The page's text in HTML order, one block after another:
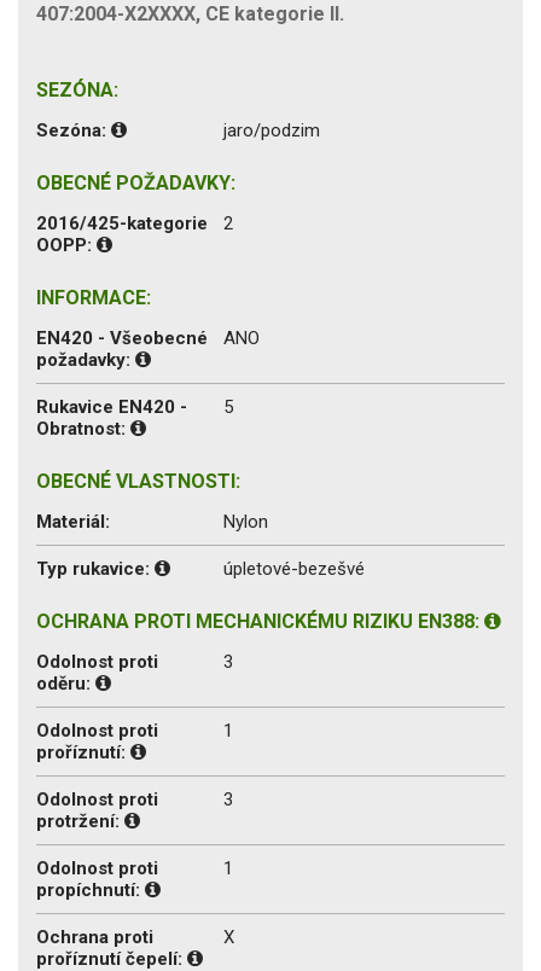
407:2004-X2XXXX, CE kategorie II.
SEZÓNA:
Sezóna: jaro/podzim
OBECNÉ POŽADAVKY:
2016/425-kategorie
OOPP:
2
INFORMACE:
EN420 - Všeobecné
požadavky:
ANO
Rukavice EN420 -
Obratnost:
5
OBECNÉ VLASTNOSTI:
Materiál: Nylon
Typ rukavice: úpletové-bezešvé
OCHRANA PROTI MECHANICKÉMU RIZIKU EN388:
Odolnost proti
oděru:
3
Odolnost proti
proříznutí:
1
Odolnost proti
protržení:
3
Odolnost proti
propíchnutí:
1
Ochrana proti
proříznutí čepelí:
X